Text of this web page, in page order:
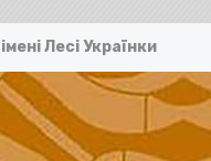
Лесі Українки